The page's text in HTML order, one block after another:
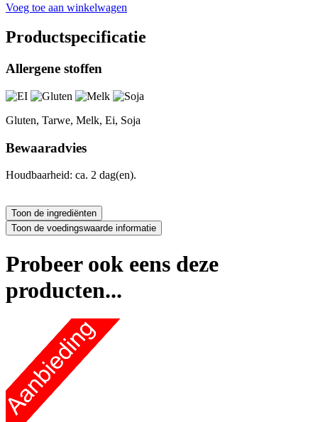
Voeg toe aan winkelwagen
Productspecificatie
Allergene stoffen
Gluten, Tarwe, Melk, Ei, Soja
Bewaaradvies
Houdbaarheid: ca. 2 dag(en).
Probeer ook eens deze
producten...